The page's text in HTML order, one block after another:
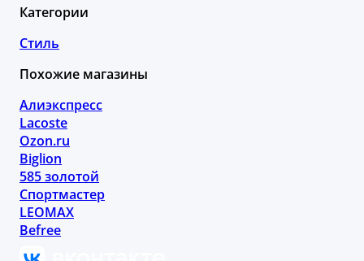
Категории
Стиль
Похожие магазины
Алиэкспресс
Lacoste
Ozon.ru
Biglion
585 золотой
Спортмастер
LEOMAX
Befree